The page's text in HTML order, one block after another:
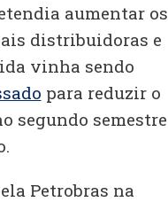
aumentar os
distribuidoras e
vinha sendo
para reduzir o
segundo semestre
Petrobras na